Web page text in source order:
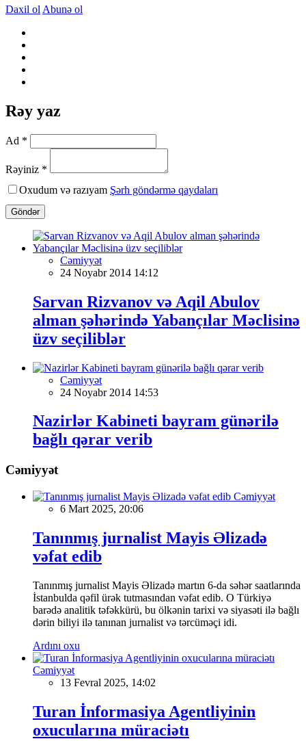
Daxil ol Abunə ol
Rəy yaz
Ad *
Rəyiniz *
Oxudum və razıyam Şərh göndərmə qaydaları
Göndər
Cəmiyyət
24 Noyabr 2014 14:12
Sarvan Rizvanov və Aqil Abulov
alman şəhərində Yabançılar Məclisinə
üzv seçiliblər
Cəmiyyət
24 Noyabr 2014 14:53
Nazirlər Kabineti bayram günərilə
bağlı qərar verib
Cəmiyyət
Cəmiyyət
6 Mart 2025, 20:06
Tanınmış jurnalist Mayis Əlizadə
vəfat edib
Tanınmış jurnalist Mayis Əlizadə martın 6-da səhər saatlarında
İstanbulda qəfil ürək tutmasından vəfat edib. O Türkiyə
barədə analitik təfəkkürü, bu ölkənin tarixi və siyasəti ilə bağlı
dərin biliyi ilə tanınan jurnalist və tərcüməçi idi.
Ardını oxu
Cəmiyyət
13 Fevral 2025, 14:02
Turan İnformasiya Agentliyinin
oxucularına müraciətı